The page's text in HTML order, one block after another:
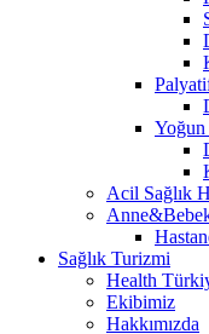
Yoğun
Acil Sağlık
Sağlık Turizmi
Health
Ekibimiz
Hakkımızda